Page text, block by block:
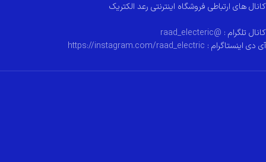
کانال های ارتباطی فروشگاه اینترنتی رعد الکتریک
کانال تلگرام : @raad_electeric
آی دی اینستاگرام : https://instagram.com/raad_electric